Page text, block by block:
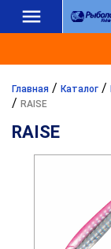
Главная / Каталог /
/ RAISE
RAISE